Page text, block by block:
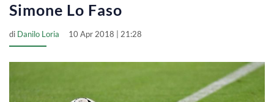
Simone Lo Faso
di Danilo Loria 10 Apr 2018 | 21:28